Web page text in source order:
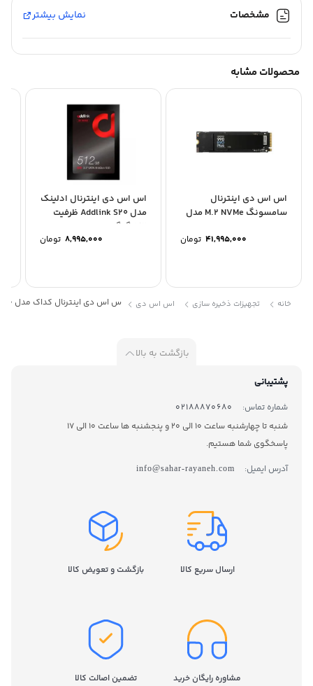
مشخصات نمایش بیشتر
محصولات مشابه
اس اس دی اینترنال
سامسونگ M.2 NVMe مدل
41,995,000 تومان
اس اس دی اینترنال ادلینک
مدل Addlink S20 ظرفیت
8,995,000 تومان
خانه تجهیزات ذخیره سازی اس اس دی س اس دی اینترنال کداک مدل X300 ظرفیت 256 گیگابایت
بازگشت به بالا
پشتیبانی
شماره تماس:
02188870680
شنبه تا چهارشنبه ساعت 10 الی 20 و پنجشنبه ها ساعت 10 الی 17
پاسخگوی شما هستیم.
آدرس ایمیل:
info@sahar-rayaneh.com
ارسال سریع کالا بازگشت و تعویض کالا
مشاوره رایگان خرید تضمین اصالت کالا